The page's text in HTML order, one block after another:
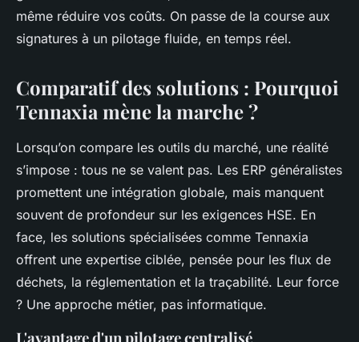
même réduire vos coûts. On passe de la course aux
signatures à un pilotage fluide, en temps réel.
Comparatif des solutions : Pourquoi
Tennaxia mène la marche ?
Lorsqu’on compare les outils du marché, une réalité
s’impose : tous ne se valent pas. Les ERP généralistes
promettent une intégration globale, mais manquent
souvent de profondeur sur les exigences HSE. En
face, les solutions spécialisées comme Tennaxia
offrent une expertise ciblée, pensée pour les flux de
déchets, la réglementation et la traçabilité. Leur force
? Une approche métier, pas informatique.
L'avantage d'un pilotage centralisé